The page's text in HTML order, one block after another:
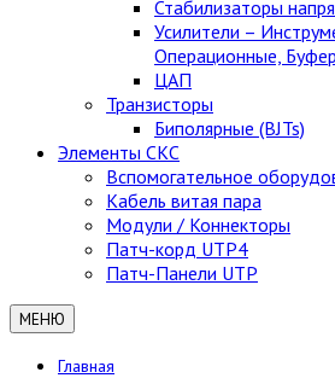
Стабилизаторы
Усилители –
Операционные,
ЦАП
Транзисторы
Биполярные (BJTs)
Элементы СКС
Вспомогательное
Кабель витая пара
Модули / Коннекторы
Патч-корд UTP4
Патч-Панели UTP
МЕНЮ
Главная